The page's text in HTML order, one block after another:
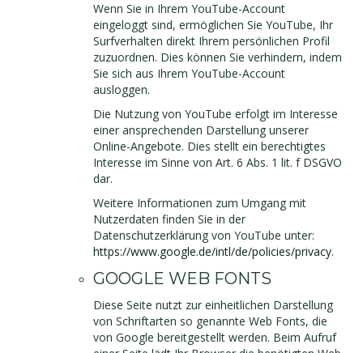
Wenn Sie in Ihrem YouTube-Account
eingeloggt sind, ermöglichen Sie YouTube, Ihr
Surfverhalten direkt Ihrem persönlichen Profil
zuzuordnen. Dies können Sie verhindern, indem
Sie sich aus Ihrem YouTube-Account
ausloggen.
Die Nutzung von YouTube erfolgt im Interesse
einer ansprechenden Darstellung unserer
Online-Angebote. Dies stellt ein berechtigtes
Interesse im Sinne von Art. 6 Abs. 1 lit. f DSGVO
dar.
Weitere Informationen zum Umgang mit
Nutzerdaten finden Sie in der
Datenschutzerklärung von YouTube unter:
https://www.google.de/intl/de/policies/privacy.
GOOGLE WEB FONTS
Diese Seite nutzt zur einheitlichen Darstellung
von Schriftarten so genannte Web Fonts, die
von Google bereitgestellt werden. Beim Aufruf